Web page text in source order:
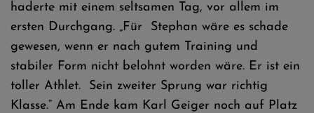
haderte mit einem seltsamen Tag, vor allem im
ersten Durchgang. „Für Stephan wäre es schade
gewesen, wenn er nach gutem Training und
stabiler Form nicht belohnt worden wäre. Er ist ein
toller Athlet. Sein zweiter Sprung war richtig
Klasse.“ Am Ende kam Karl Geiger noch auf Platz